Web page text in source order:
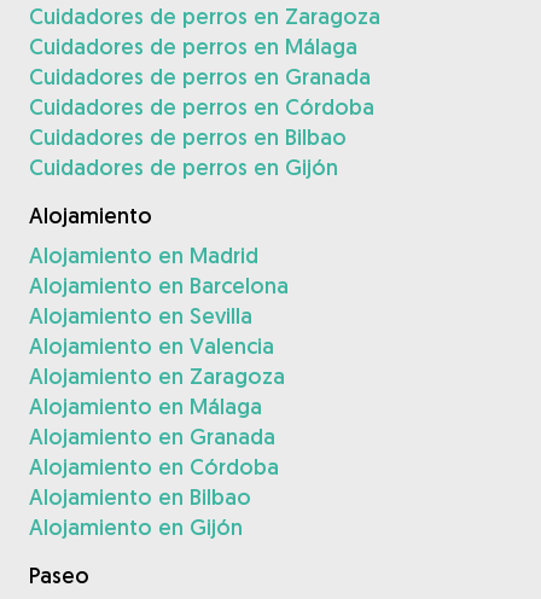
Cuidadores de perros en Zaragoza
Cuidadores de perros en Málaga
Cuidadores de perros en Granada
Cuidadores de perros en Córdoba
Cuidadores de perros en Bilbao
Cuidadores de perros en Gijón
Alojamiento
Alojamiento en Madrid
Alojamiento en Barcelona
Alojamiento en Sevilla
Alojamiento en Valencia
Alojamiento en Zaragoza
Alojamiento en Málaga
Alojamiento en Granada
Alojamiento en Córdoba
Alojamiento en Bilbao
Alojamiento en Gijón
Paseo